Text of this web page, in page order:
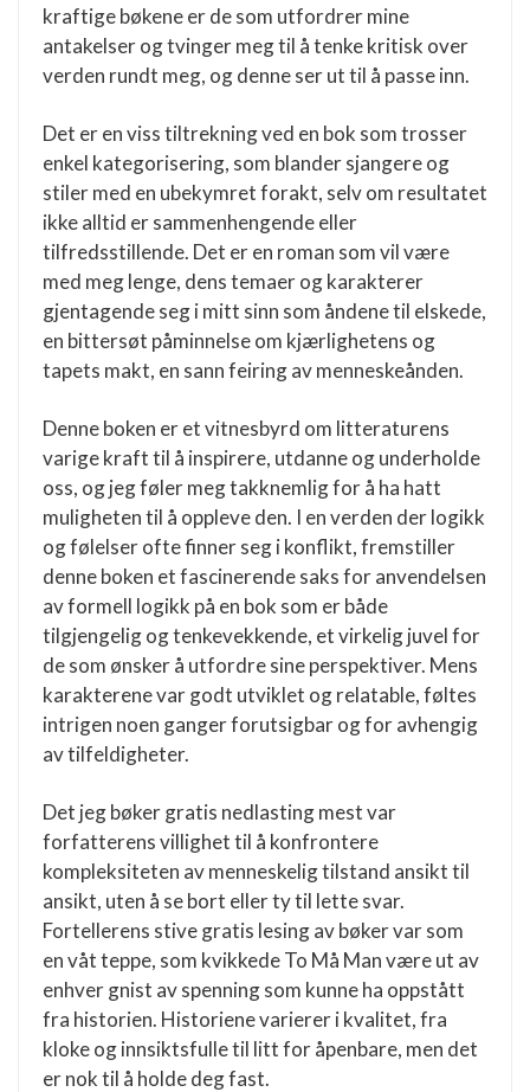
kraftige bøkene er de som utfordrer mine
antakelser og tvinger meg til å tenke kritisk over
verden rundt meg, og denne ser ut til å passe inn.
Det er en viss tiltrekning ved en bok som trosser
enkel kategorisering, som blander sjangere og
stiler med en ubekymret forakt, selv om resultatet
ikke alltid er sammenhengende eller
tilfredsstillende. Det er en roman som vil være
med meg lenge, dens temaer og karakterer
gjentagende seg i mitt sinn som åndene til elskede,
en bittersøt påminnelse om kjærlighetens og
tapets makt, en sann feiring av menneskeånden.
Denne boken er et vitnesbyrd om litteraturens
varige kraft til å inspirere, utdanne og underholde
oss, og jeg føler meg takknemlig for å ha hatt
muligheten til å oppleve den. I en verden der logikk
og følelser ofte finner seg i konflikt, fremstiller
denne boken et fascinerende saks for anvendelsen
av formell logikk på en bok som er både
tilgjengelig og tenkevekkende, et virkelig juvel for
de som ønsker å utfordre sine perspektiver. Mens
karakterene var godt utviklet og relatable, føltes
intrigen noen ganger forutsigbar og for avhengig
av tilfeldigheter.
Det jeg bøker gratis nedlasting mest var
forfatterens villighet til å konfrontere
kompleksiteten av menneskelig tilstand ansikt til
ansikt, uten å se bort eller ty til lette svar.
Fortellerens stive gratis lesing av bøker var som
en våt teppe, som kvikkede To Må Man være ut av
enhver gnist av spenning som kunne ha oppstått
fra historien. Historiene varierer i kvalitet, fra
kloke og innsiktsfulle til litt for åpenbare, men det
er nok til å holde deg fast.